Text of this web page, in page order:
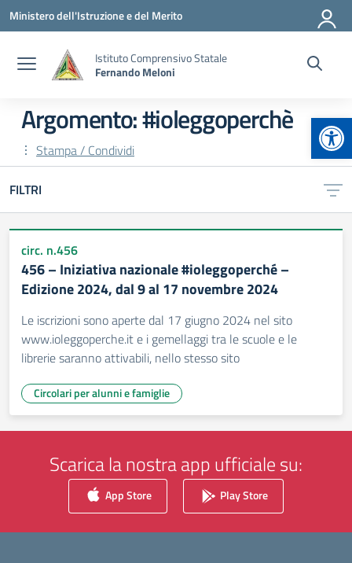
Vai ai contenuti
Vai al menu di navigazione
Vai al footer
Ministero dell'Istruzione e del Merito
Istituto Comprensivo Statale
Fernando Meloni
Argomento: #ioleggoperchè
Stampa / Condividi
FILTRI
circ. n.456
456 – Iniziativa nazionale #ioleggoperché –
Edizione 2024, dal 9 al 17 novembre 2024
Le iscrizioni sono aperte dal 17 giugno 2024 nel sito
www.ioleggoperche.it e i gemellaggi tra le scuole e le
librerie saranno attivabili, nello stesso sito
Circolari per alunni e famiglie
Scarica la nostra app ufficiale su:
App Store Play Store